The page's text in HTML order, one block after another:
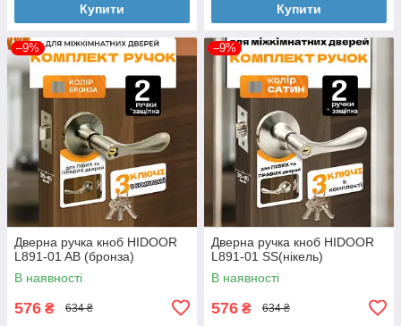
Купити Купити
–9%
Дверна ручка кноб HIDOOR
L891-01 AB (бронза)
В наявності
576 ₴ 634 ₴
–9%
Дверна ручка кноб HIDOOR
L891-01 SS(нікель)
В наявності
576 ₴ 634 ₴